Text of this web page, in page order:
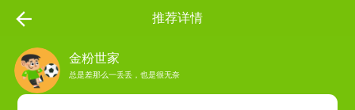
推荐详情
金粉世家
总是差那么一丢丢，也是很无奈